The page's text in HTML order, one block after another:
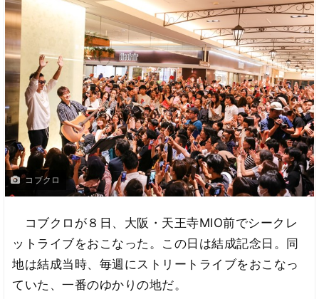
コブクロ
コブクロが８日、大阪・天王寺MIO前でシークレ
ットライブをおこなった。この日は結成記念日。同
地は結成当時、毎週にストリートライブをおこなっ
ていた、一番のゆかりの地だ。